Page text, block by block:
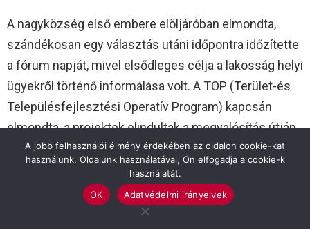
A nagyközség első embere elöljáróban elmondta,
szándékosan egy választás utáni időpontra időzítette
a fórum napját, mivel elsődleges célja a lakosság helyi
ügyekről történő informálása volt. A TOP (Terület-és
Településfejlesztési Operatív Program) kapcsán
elmondta, a projektek elindultak a megvalósítás útján,
sok közülük jelenleg tervezés és közbeszerzés alatt
áll. A várható befejezések 2018 októbere és 2020
között valószínűsíthetőek, attól függően, hogy a
beadási dátum melyik évre volt datálható.
A jobb felhasználói élmény érdekében az oldalon cookie-kat
használunk. Oldalunk használatával, Ön elfogadja a cookie-k
használatát.
OK
Adatvédelmi irányelvek